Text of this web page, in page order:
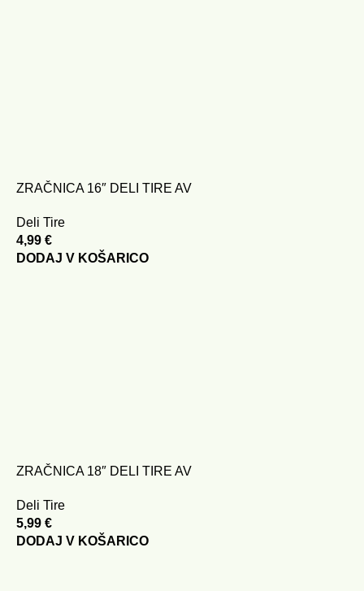
ZRAČNICA 16″ DELI TIRE AV
Deli Tire
4,99 €
DODAJ V KOŠARICO
ZRAČNICA 18″ DELI TIRE AV
Deli Tire
5,99 €
DODAJ V KOŠARICO